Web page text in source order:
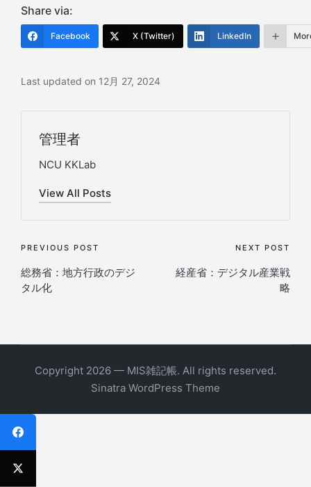
Share via:
Facebook X (Twitter) LinkedIn
Last updated on 12月 27, 2024
管理者
NCU KKLab
View All Posts
Post
navigation
PREVIOUS POST
総務省：地方行政のデジ
タル化
NEXT POST
経産省：デジタル産業戦
略
Copyright 2026 — MIS雑記帳. All rights reserved.
Sinatra WordPress Theme